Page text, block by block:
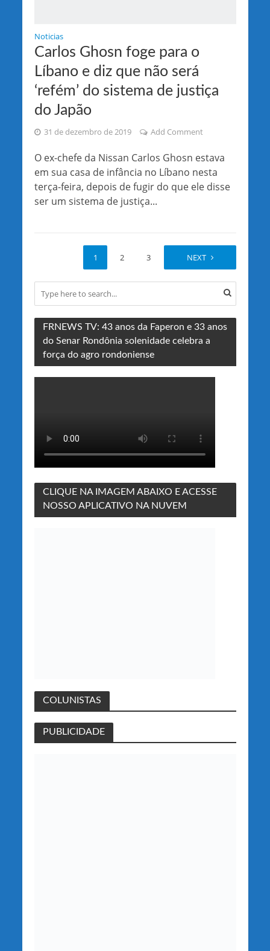
Noticias
Carlos Ghosn foge para o
Líbano e diz que não será
‘refém’ do sistema de justiça
do Japão
31 de dezembro de 2019 Add Comment
O ex-chefe da Nissan Carlos Ghosn estava
em sua casa de infância no Líbano nesta
terça-feira, depois de fugir do que ele disse
ser um sistema de justiça...
1 2 3 NEXT
FRNEWS TV: 43 anos da Faperon e 33 anos
do Senar Rondônia solenidade celebra a
força do agro rondoniense
CLIQUE NA IMAGEM ABAIXO E ACESSE
NOSSO APLICATIVO NA NUVEM
COLUNISTAS
PUBLICIDADE